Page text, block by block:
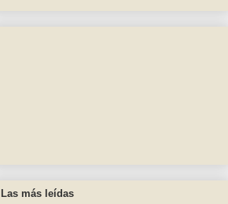
Las más leídas